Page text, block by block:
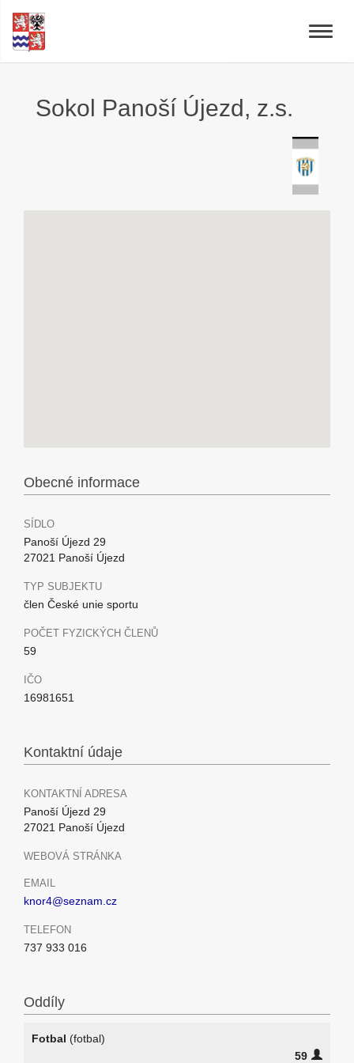
Toggle
Sokol Panoší Újezd, z.s.
Obecné informace
SÍDLO
Panoší Újezd 29
27021 Panoší Újezd
TYP SUBJEKTU
člen České unie sportu
POČET FYZICKÝCH ČLENŮ
59
IČO
16981651
Kontaktní údaje
KONTAKTNÍ ADRESA
Panoší Újezd 29
27021 Panoší Újezd
WEBOVÁ STRÁNKA
EMAIL
knor4@seznam.cz
TELEFON
737 933 016
Oddíly
Fotbal (fotbal)
59